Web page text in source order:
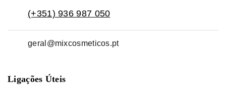
(+351) 936 987 050
geral@mixcosmeticos.pt
Ligações Úteis